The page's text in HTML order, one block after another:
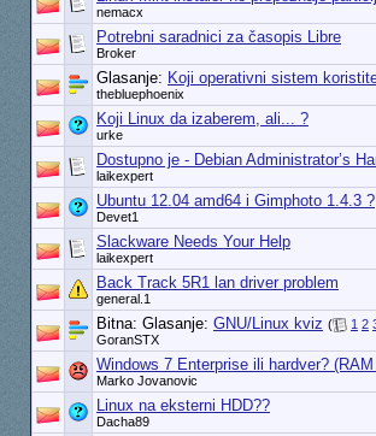
nemacx
Potrebni saradnici za časopis Libre
Broker
Glasanje: Koji operativni sistem
thebluephoenix
Koji Linux da izaberem, ali... ?
urke
Dostupno je - Debian Administrator’s
laikexpert
Ubuntu 12.04 amd64 i Gimphoto 1.4.3 ?
Devet1
Slackware Needs Your Help
laikexpert
Back Track 5R1 lan driver problem
general.1
Bitna: Glasanje: GNU/Linux kviz ( 1 2
GoranSTX
Windows 7 Enterprise ili hardver?
Marko Jovanovic
Linux na eksterni HDD??
Dacha89